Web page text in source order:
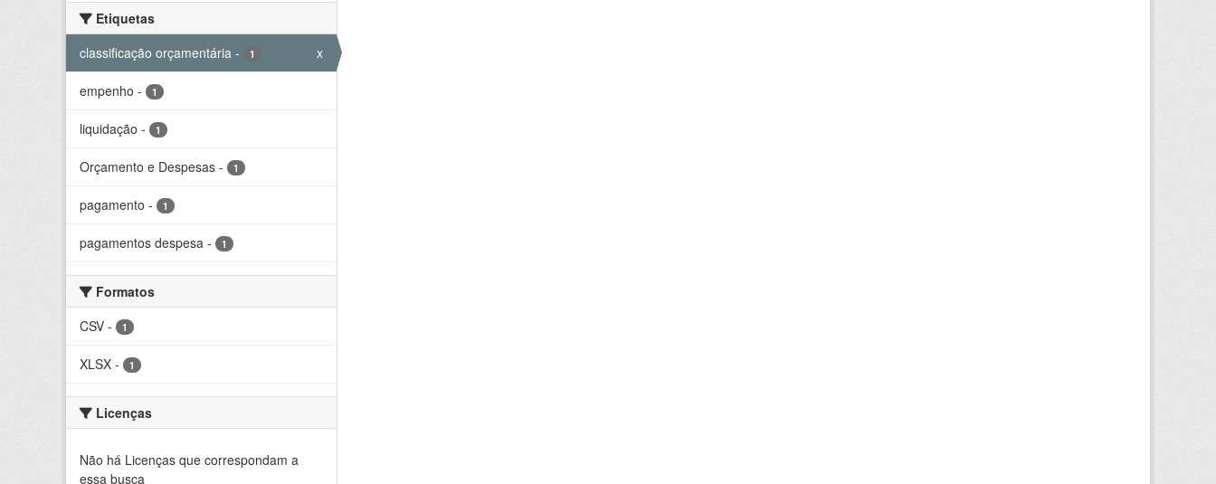
Etiquetas
classificação orçamentária - 1 x
empenho - 1
liquidação - 1
Orçamento e Despesas - 1
pagamento - 1
pagamentos despesa - 1
Formatos
CSV - 1
XLSX - 1
Licenças
Não há Licenças que correspondam a
essa busca